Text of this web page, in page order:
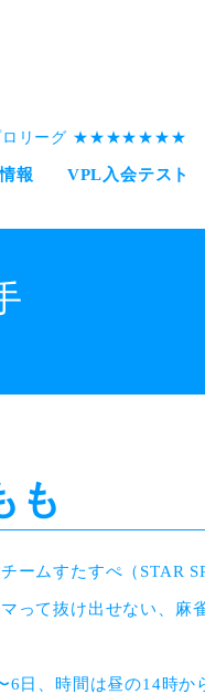
リーグ
報 VPL入会テスト
も
ームすたすぺ（STAR
って抜け出せない、麻
6日、時間は昼の14時か